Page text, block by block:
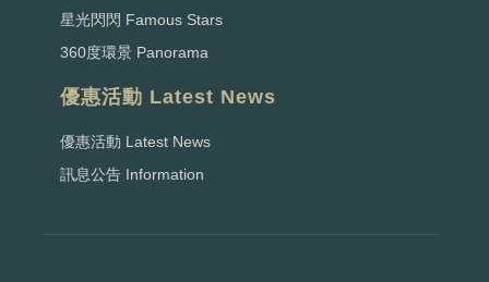
星光閃閃 Famous Stars
360度環景 Panorama
優惠活動 Latest News
優惠活動 Latest News
訊息公告 Information